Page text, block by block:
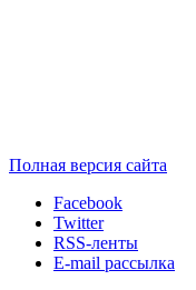
Полная версия сайта
Facebook
Twitter
RSS-ленты
E-mail рассылка